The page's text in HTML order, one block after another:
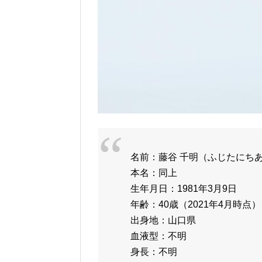
名前：藤谷 千明（ふじたにち
本名：同上
生年月日：1981年3月9日
年齢：40歳（2021年4月時点）
出身地：山口県
血液型：不明
身長：不明